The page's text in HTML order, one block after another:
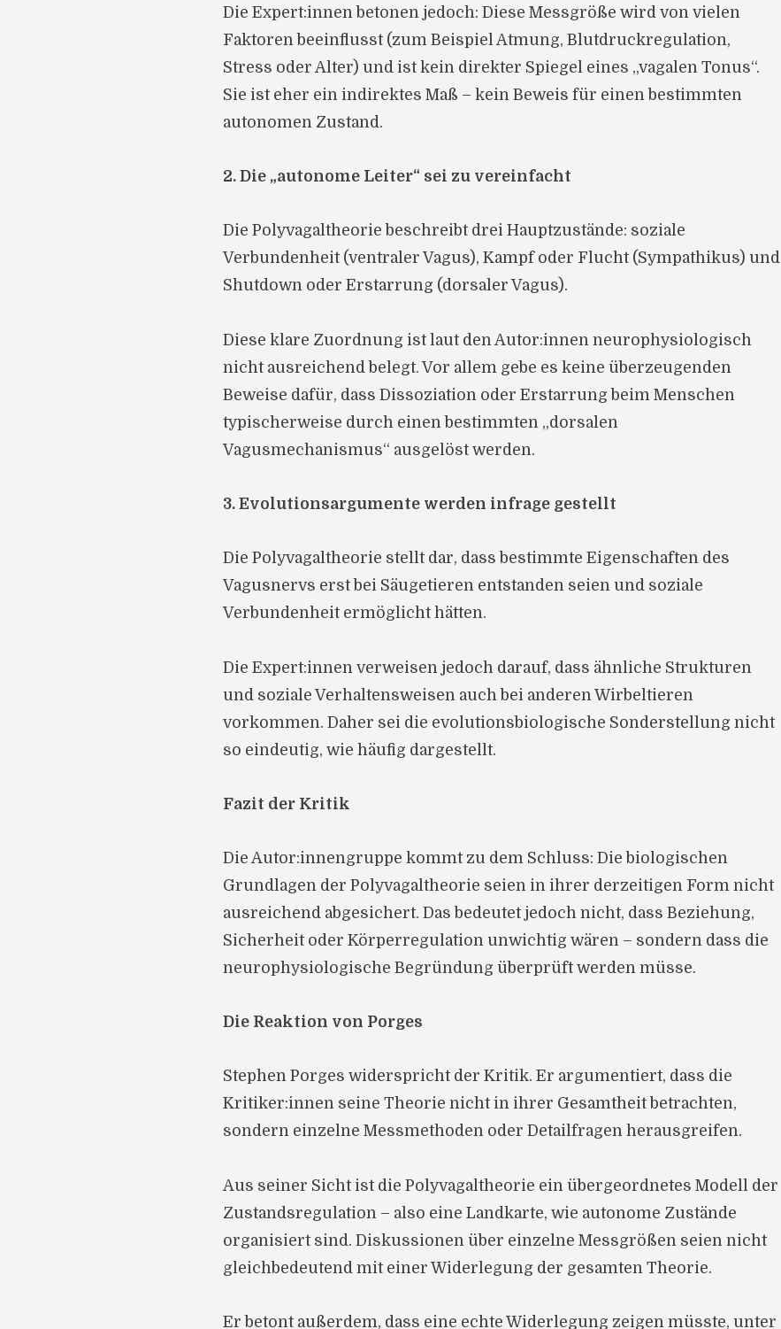
Die Expert:innen betonen jedoch: Diese Messgröße wird von vielen
Faktoren beeinflusst (zum Beispiel Atmung, Blutdruckregulation,
Stress oder Alter) und ist kein direkter Spiegel eines „vagalen Tonus“.
Sie ist eher ein indirektes Maß – kein Beweis für einen bestimmten
autonomen Zustand.
2. Die „autonome Leiter“ sei zu vereinfacht
Die Polyvagaltheorie beschreibt drei Hauptzustände: soziale
Verbundenheit (ventraler Vagus), Kampf oder Flucht (Sympathikus) und
Shutdown oder Erstarrung (dorsaler Vagus).
Diese klare Zuordnung ist laut den Autor:innen neurophysiologisch
nicht ausreichend belegt. Vor allem gebe es keine überzeugenden
Beweise dafür, dass Dissoziation oder Erstarrung beim Menschen
typischerweise durch einen bestimmten „dorsalen
Vagusmechanismus“ ausgelöst werden.
3. Evolutionsargumente werden infrage gestellt
Die Polyvagaltheorie stellt dar, dass bestimmte Eigenschaften des
Vagusnervs erst bei Säugetieren entstanden seien und soziale
Verbundenheit ermöglicht hätten.
Die Expert:innen verweisen jedoch darauf, dass ähnliche Strukturen
und soziale Verhaltensweisen auch bei anderen Wirbeltieren
vorkommen. Daher sei die evolutionsbiologische Sonderstellung nicht
so eindeutig, wie häufig dargestellt.
Fazit der Kritik
Die Autor:innengruppe kommt zu dem Schluss: Die biologischen
Grundlagen der Polyvagaltheorie seien in ihrer derzeitigen Form nicht
ausreichend abgesichert. Das bedeutet jedoch nicht, dass Beziehung,
Sicherheit oder Körperregulation unwichtig wären – sondern dass die
neurophysiologische Begründung überprüft werden müsse.
Die Reaktion von Porges
Stephen Porges widerspricht der Kritik. Er argumentiert, dass die
Kritiker:innen seine Theorie nicht in ihrer Gesamtheit betrachten,
sondern einzelne Messmethoden oder Detailfragen herausgreifen.
Aus seiner Sicht ist die Polyvagaltheorie ein übergeordnetes Modell der
Zustandsregulation – also eine Landkarte, wie autonome Zustände
organisiert sind. Diskussionen über einzelne Messgrößen seien nicht
gleichbedeutend mit einer Widerlegung der gesamten Theorie.
Er betont außerdem, dass eine echte Widerlegung zeigen müsste, unter